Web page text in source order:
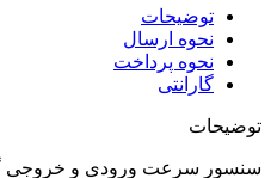
توضیحات
نحوه ارسال
نحوه پرداخت
گارانتی
توضیحات
سنسور سرعت ورودی و خروجی